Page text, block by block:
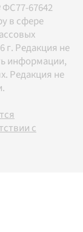
67642
в сфере
г. Редакция не
информации,
Редакция не
с